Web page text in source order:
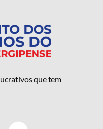
que tem